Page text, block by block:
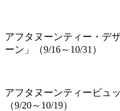
アフタヌーンティー・デ
ーン」（9/16～10/31）
アフタヌーンティービュ
（9/20～10/19）